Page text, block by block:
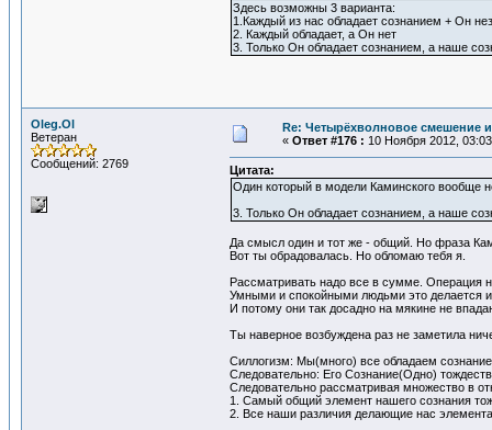
Здесь возможны 3 варианта:
1.Каждый из нас обладает сознанием + Он
2. Каждый обладает, а Он нет
3. Только Он обладает сознанием, а наше
Oleg.Ol
Ветеран
Сообщений: 2769
Re: Четырёхволновое смешение и
« Ответ #176 : 10 Ноября 2012,
Цитата:
Один который в модели Каминского вообще
3. Только Он обладает сознанием, а наше
Да смысл один и тот же - общий. Но фраза
Вот ты обрадовалась. Но обломаю тебя я.
Рассматривать надо все в сумме. Операция
Умными и спокойными людьми это делается
И потому они так досадно на мякине не
Ты наверное возбуждена раз не заметила
Силлогизм: Мы(много) все обладаем
Следовательно: Его Сознание(Одно)
Следовательно рассматривая множество в
1. Самый общий элемент нашего сознания
2. Все наши различия делающие нас